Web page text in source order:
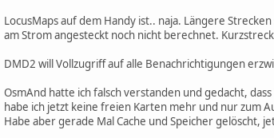
LocusMaps auf dem Handy ist.. naja. Längere
am Strom angesteckt noch nicht berechnet.
DMD2 will Vollzugriff auf alle Benachrichtigungen
OsmAnd hatte ich falsch verstanden und gedacht,
habe ich jetzt keine freien Karten mehr und nur zum
Habe aber gerade Mal Cache und Speicher gelöscht,